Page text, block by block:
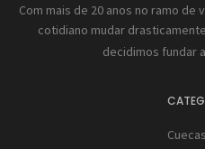
Com mais de 20 anos no ramo de
cotidiano mudar
decidimos fundar a